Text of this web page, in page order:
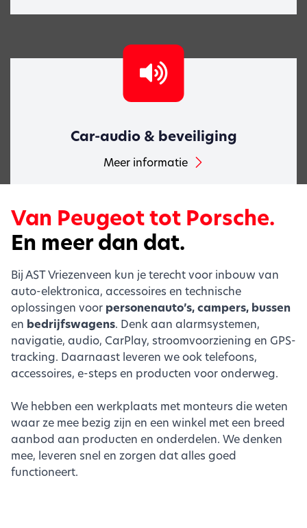
Car-audio & beveiliging
Meer informatie
Van Peugeot tot Porsche.
En meer dan dat.
Bij AST Vriezenveen kun je terecht voor inbouw van
auto-elektronica, accessoires en technische
oplossingen voor personenauto’s, campers, bussen
en bedrijfswagens. Denk aan alarmsystemen,
navigatie, audio, CarPlay, stroomvoorziening en GPS-
tracking. Daarnaast leveren we ook telefoons,
accessoires, e-steps en producten voor onderweg.
We hebben een werkplaats met monteurs die weten
waar ze mee bezig zijn en een winkel met een breed
aanbod aan producten en onderdelen. We denken
mee, leveren snel en zorgen dat alles goed
functioneert.